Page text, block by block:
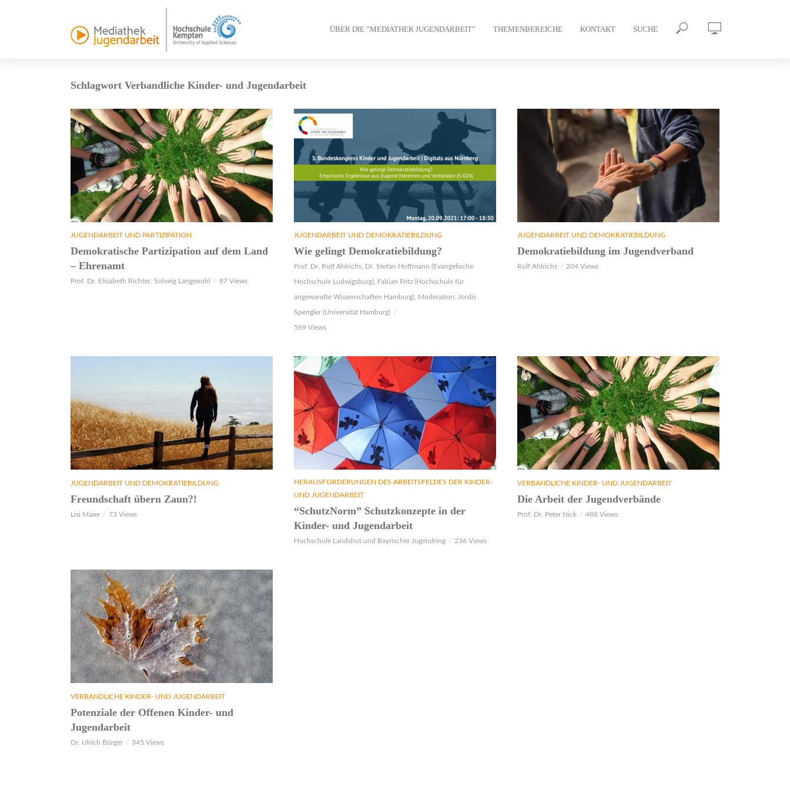
ÜBER DIE “MEDIATHEK JUGENDARBEIT” THEMENBEREICHE KONTAKT SUCHE
Schlagwort Verbandliche Kinder- und Jugendarbeit
JUGENDARBEIT UND PARTIZIPATION
Demokratische Partizipation auf dem Land
– Ehrenamt
Prof. Dr. Elisabeth Richter, Solveig Langenohl 87 Views
JUGENDARBEIT UND DEMOKRATIEBILDUNG
Wie gelingt Demokratiebildung?
Prof. Dr. Rolf Ahlrichs, Dr. Stefan Hoffmann (Evangelische
Hochschule Ludwigsburg), Fabian Fritz (Hochschule für
angewandte Wissenschaften Hamburg), Moderation: Jördis
Spengler (Universität Hamburg)
569 Views
JUGENDARBEIT UND DEMOKRATIEBILDUNG
Demokratiebildung im Jugendverband
Rolf Ahlrichs 204 Views
JUGENDARBEIT UND DEMOKRATIEBILDUNG
Freundschaft übern Zaun?!
Lisi Maier 73 Views
HERAUSFORDERUNGEN DES ARBEITSFELDES DER KINDER-
UND JUGENDARBEIT
“SchutzNorm” Schutzkonzepte in der
Kinder- und Jugendarbeit
Hochschule Landshut und Bayrischer Jugendring 236 Views
VERBANDLICHE KINDER- UND JUGENDARBEIT
Die Arbeit der Jugendverbände
Prof. Dr. Peter Nick 488 Views
VERBANDLICHE KINDER- UND JUGENDARBEIT
Potenziale der Offenen Kinder- und
Jugendarbeit
Dr. Ulrich Bürger 345 Views